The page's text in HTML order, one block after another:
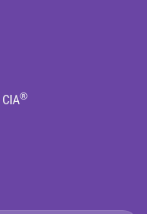
CIA®